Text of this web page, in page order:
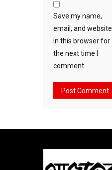
Save my name,
email, and website
in this browser for
the next time I
comment.